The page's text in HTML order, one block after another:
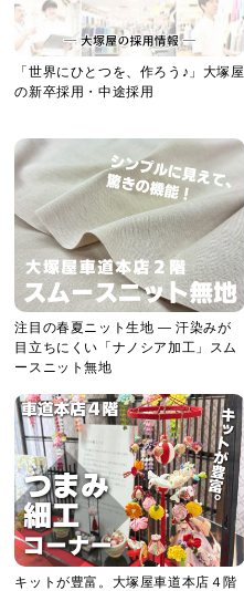
「世界にひとつを、作ろう♪」大塚屋
の新卒採用・中途採用
注目の春夏ニット生地 ― 汗染みが
目立ちにくい「ナノシア加工」スム
ースニット無地
キットが豊富。大塚屋車道本店４階